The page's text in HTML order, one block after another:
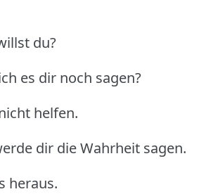
du?
es dir noch sagen?
helfen.
dir die Wahrheit sagen.
heraus.